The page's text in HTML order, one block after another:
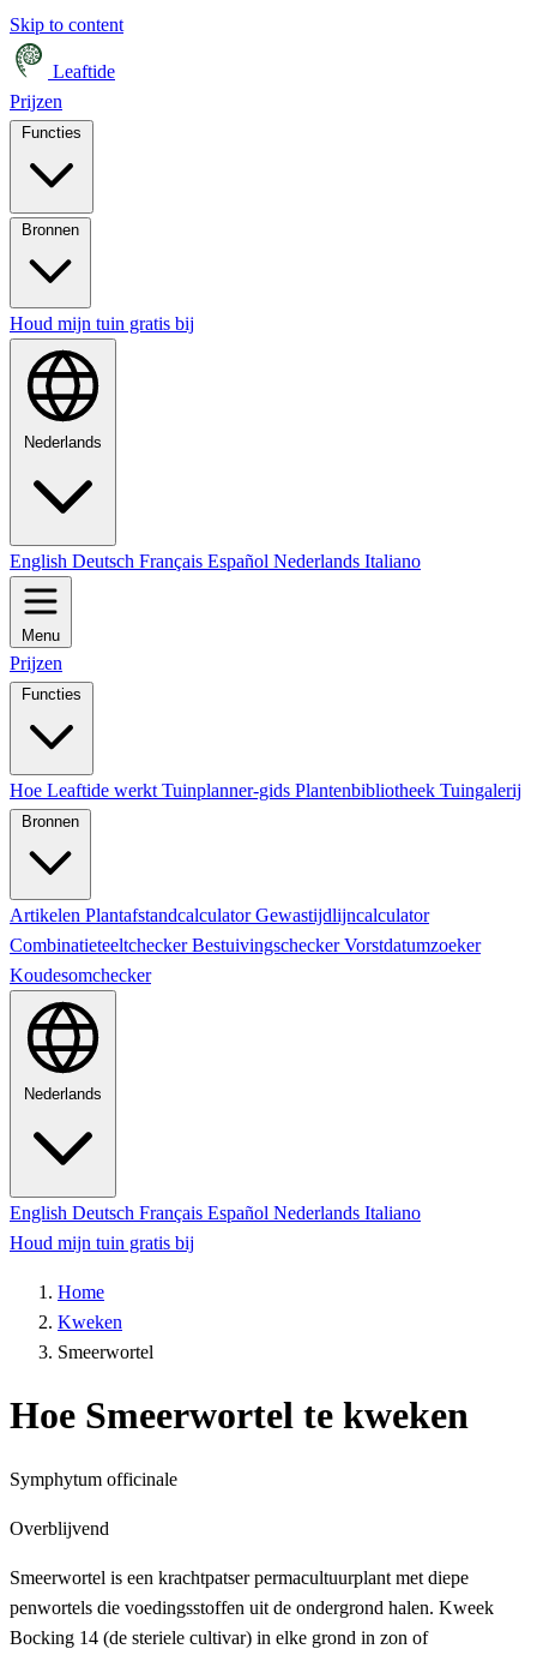
Skip to content
Leaftide
Prijzen
Houd mijn tuin gratis bij
Nederlands
English Deutsch Français Español Nederlands Italiano
Menu
Prijzen
Functies
Hoe Leaftide werkt Tuinplanner-gids Plantenbibliotheek Tuingalerij
Bronnen
Artikelen PlantafstandcalculatorGewastijdlijncalculator
CombinatieteeltcheckerBestuivingscheckerVorstdatumzoeker
Koudesomchecker
Nederlands
English Deutsch Français Español Nederlands Italiano
Houd mijn tuin gratis bij
Home
Kweken
Smeerwortel
Hoe Smeerwortel te kweken
Symphytum officinale
Overblijvend
Smeerwortel is een krachtpatser permacultuurplant met diepe
penwortels die voedingsstoffen uit de ondergrond halen. Kweek
Bocking 14 (de steriele cultivar) in elke grond in zon of